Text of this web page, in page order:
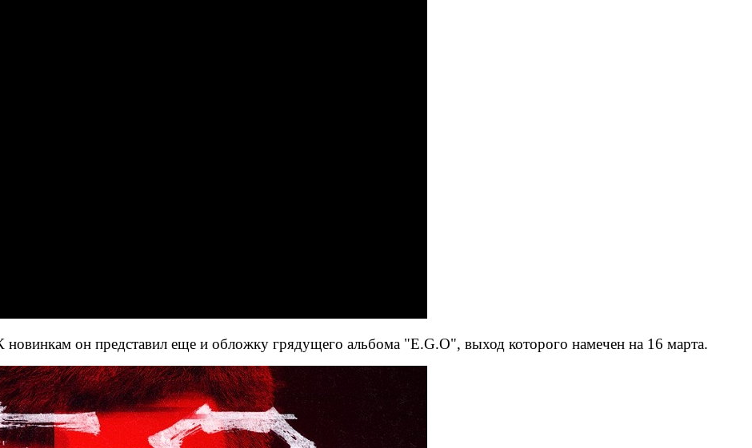
он представил еще и обложку грядущего альбома "E.G.O", выход которого намечен на 16 марта.